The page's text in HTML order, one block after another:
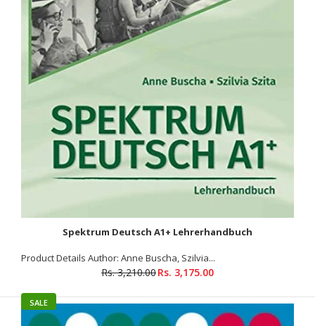
Product Details Author : Birgitta Fröhlich Binding : Paperback
ISBN-13 : 9783126052450 Language : German Level : B2 Pages
Spektrum Deutsch A1+ Lehrerhandbuch
Product Details Author: Anne Buscha, Szilvia...
Rs. 3,210.00Rs. 3,175.00
SALE